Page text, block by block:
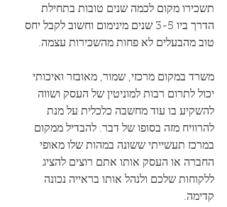
תשכירו מקום לכמה שנים טובות בתחילת
הדרך ביו 3-5 שנים מינימום וחשוב לקבל יחס
טוב מהבעלים לא פחות מהשכירות עצמה.
משרד במקום מרכזי, שמור, מאובזר ואיכותי
יכול לתרום רבות למוניטין של העסק ושווה
להשקיע בו עוד מחשבה כלכלית על מנת
להרוויח מזה בסופו של דבר. להבדיל ממקום
במרכז תעשייתי ששונה במהות שלו מאופי
החברה או העסק אותו אתם רוצים להציג
ללקוחות שלכם ולנהל אותו בראייה נכונה
קדימה.